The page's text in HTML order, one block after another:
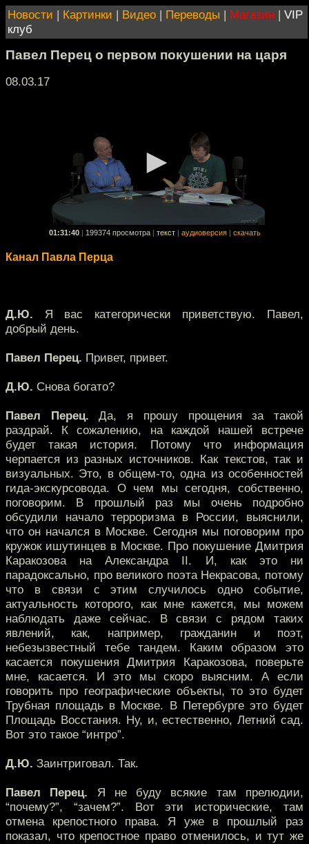
Новости | Картинки | Видео | Переводы | Магазин | VIP
клуб
Павел Перец о первом покушении на царя
08.03.17
01:31:40 199374 просмотра текст аудиоверсия скачать
Канал Павла Перца
Д.Ю. Я вас категорически приветствую. Павел,
добрый день.
Павел Перец. Привет, привет.
Д.Ю. Снова богато?
Павел Перец. Да, я прошу прощения за такой
раздрай. К сожалению, на каждой нашей встрече
будет такая история. Потому что информация
черпается из разных источников. Как текстов, так и
визуальных. Это, в общем-то, одна из особенностей
гида-экскурсовода. О чем мы сегодня, собственно,
поговорим. В прошлый раз мы очень подробно
обсудили начало терроризма в России, выяснили,
что он начался в Москве. Сегодня мы поговорим про
кружок ишутинцев в Москве. Про покушение Дмитрия
Каракозова на Александра II. И, как это ни
парадоксально, про великого поэта Некрасова, потому
что в связи с этим случилось одно событие,
актуальность которого, как мне кажется, мы можем
наблюдать даже сейчас. В связи с рядом таких
явлений, как, например, гражданин и поэт,
небезызвестный тебе тандем. Каким образом это
касается покушения Дмитрия Каракозова, поверьте
мне, касается. И это мы скоро выясним. А если
говорить про географические объекты, то это будет
Трубная площадь в Москве. В Петербурге это будет
Площадь Восстания. Ну, и, естественно, Летний сад.
Вот это такое “интро”.
Д.Ю. Заинтриговал. Так.
Павел Перец. Я не буду всякие там прелюдии,
“почему?”, “зачем?”. Вот эти исторические, там
отмена крепостного права. Я уже в прошлый раз
показал, что крепостное право отменилось, и тут же